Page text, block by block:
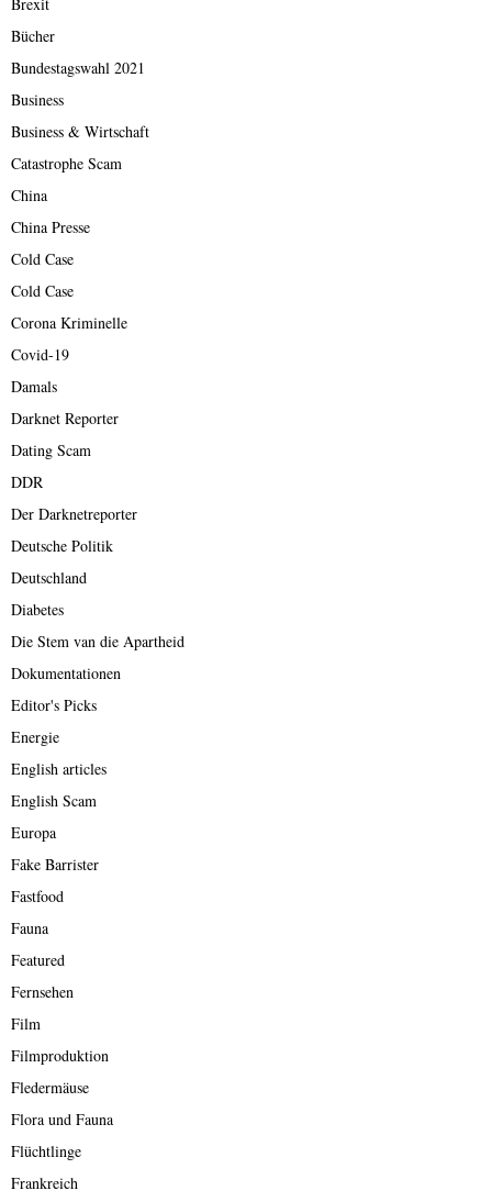
Bücher
Bundestagswahl 2021
Business
Business & Wirtschaft
Catastrophe Scam
China
China Presse
Cold Case
Cold Case
Corona Kriminelle
Covid-19
Damals
Darknet Reporter
Dating Scam
DDR
Der Darknetreporter
Deutsche Politik
Deutschland
Diabetes
Die Stem van die Apartheid
Dokumentationen
Editor's Picks
Energie
English articles
English Scam
Europa
Fake Barrister
Fastfood
Fauna
Featured
Fernsehen
Film
Filmproduktion
Fledermäuse
Flora und Fauna
Flüchtlinge
Frankreich